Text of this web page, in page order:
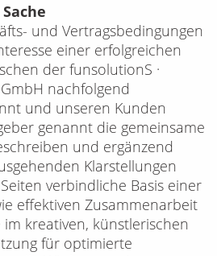
und Vertragsbedingungen
einer erfolgreichen
der funsolutionS ·
nachfolgend
und unseren Kunden
genannt die gemeinsame
und ergänzend
Klarstellungen
verbindliche Basis einer
effektiven Zusammenarbeit
kreativen, künstlerischen
für optimierte